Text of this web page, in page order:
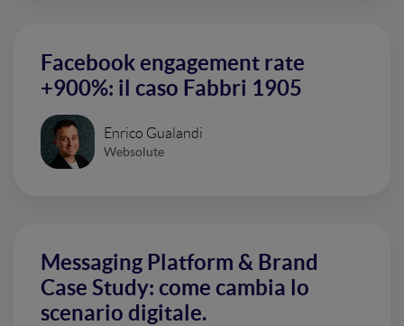
Facebook engagement rate
+900%: il caso Fabbri 1905
Enrico Gualandi
Websolute
Messaging Platform & Brand
Case Study: come cambia lo
scenario digitale.